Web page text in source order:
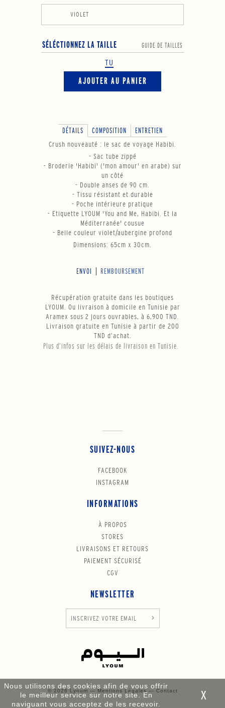
Nous utilisons des cookies afin de vous offrir
le meilleur service sur notre site. En
naviguant vous acceptez de les recevoir.
VIOLET
SÉLÉCTIONNEZ LA TAILLE GUIDE DE TAILLES
TU
AJOUTER AU PANIER
DÉTAILS COMPOSITION
ENTRETIEN
Crush nouveauté : le sac de voyage Habibi.
- Sac tube zippé
- Broderie 'Habibi' ('mon amour' en arabe) sur
un côté
- Double anses de 90 cm.
- Tissu résistant et durable
- Poche intérieure pratique
- Etiquette LYOUM 'You and Me, Habibi. Et la
Méditerranée' cousue
- Belle couleur violet/aubergine profond
Dimensions: 65cm x 30cm.
ENVOI REMBOURSEMENT
Récupération gratuite dans les boutiques
LYOUM. Ou livraison à domicile en Tunisie par
Aramex sous 2 jours ouvrables, à 6,900 TND.
Livraison gratuite en Tunisie à partir de 200
TND d’achat.
Plus d’infos sur les délais de livraison en Tunisie.
SUIVEZ-NOUS
FACEBOOK
INSTAGRAM
INFORMATIONS
À PROPOS
STORES
LIVRAISONS ET RETOURS
PAIEMENT SÉCURISÉ
CGV
NEWSLETTER
© 2026 Lyoum — Mentions Légales — Contact